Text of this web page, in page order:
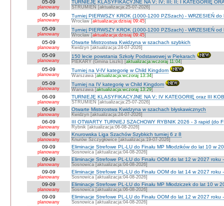
05-09
planowany
TURNIEJE KLASYFIKACYJNE NA V; IV; III; II; I KATEGORIĘ
STRUMIEŃ [aktualizacja:25-07-2026]
05-09
planowany
Turniej PIERWSZY KROK (1000-1200 PZSzach) - WRZESIEŃ do
Wrocław [aktualizacja:dzisiaj 09:45]
05-09
planowany
Turniej PIERWSZY KROK (1000-1200 PZSzach) - WRZESIEŃ od
Wrocław [aktualizacja:dzisiaj 09:45]
05-09
planowany
Otwarte Mistrzostwa Kwidzyna w szachach szybkich
Kwidzyn [aktualizacja:24-07-2026]
05-09
planowany
150 lecie powstania Szkoły Podstawowej w Piekarach
PIEKARY (Gmina Liszki) [aktualizacja:wczoraj 11:04]
05-09
planowany
Turniej na V-IV kategorię w Child Kingdom
Warszawa [aktualizacja:wczoraj 13:34]
05-09
planowany
Turniej na IV kategorię w Child Kingdom
Warszawa [aktualizacja:wczoraj 13:29]
06-09
planowany
TURNIEJE KLASYFIKACYJNE NA V; IV KATEGORIĘ oraz III
STRUMIEŃ [aktualizacja:25-07-2026]
06-09
planowany
Otwarte Mistrzostwa Kwidzyna w szachach błyskawicznych
Kwidzyn [aktualizacja:24-07-2026]
06-09
planowany
III OTWARTY TURNIEJ SZACHOWY RYBNIK 2026 - 3 rapid (do
Rybnik [aktualizacja:06-08-2026]
08-09
planowany
Knurowska Liga Szachów Szybkich turniej 6 z 8
Knurów Szczygłowice [aktualizacja:19-07-2026]
09-09
planowany
Eliminacje Strefowe PL-LU do Finału MP Młodzików do lat 10 w
Sosnowica [aktualizacja:04-08-2026]
09-09
planowany
Eliminacje Strefowe PL-LU do Finału OOM do lat 12 w 2027 roku
Sosnowica [aktualizacja:04-08-2026]
09-09
planowany
Eliminacje Strefowe PL-LU do Finału OOM do lat 14 w 2027 roku
Sosnowica [aktualizacja:04-08-2026]
09-09
planowany
Eliminacje Strefowe PL-LU do Finału MP Młodziczek do lat 10 w
Sosnowica [aktualizacja:06-08-2026]
09-09
planowany
Eliminacje Strefowe PL-LU do Finału OOM do lat 12 w 2027 roku
Sosnowica [aktualizacja:04-08-2026]